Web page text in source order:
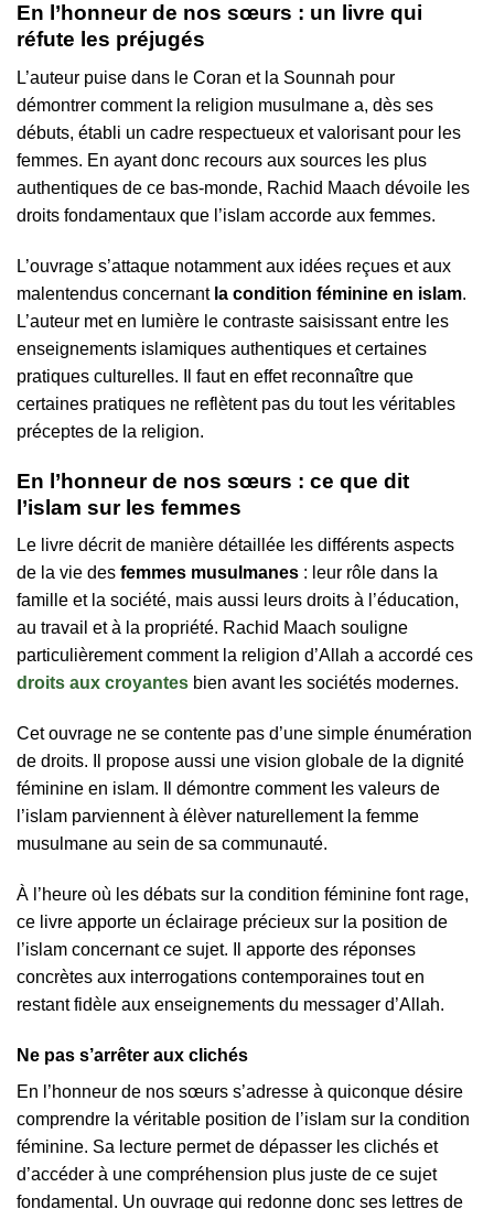
En l’honneur de nos sœurs : un livre qui
réfute les préjugés
L’auteur puise dans le Coran et la Sounnah pour
démontrer comment la religion musulmane a, dès ses
débuts, établi un cadre respectueux et valorisant pour les
femmes. En ayant donc recours aux sources les plus
authentiques de ce bas-monde, Rachid Maach dévoile les
droits fondamentaux que l’islam accorde aux femmes.
L’ouvrage s’attaque notamment aux idées reçues et aux
malentendus concernant la condition féminine en islam.
L’auteur met en lumière le contraste saisissant entre les
enseignements islamiques authentiques et certaines
pratiques culturelles. Il faut en effet reconnaître que
certaines pratiques ne reflètent pas du tout les véritables
préceptes de la religion.
En l’honneur de nos sœurs : ce que dit
l’islam sur les femmes
Le livre décrit de manière détaillée les différents aspects
de la vie des femmes musulmanes : leur rôle dans la
famille et la société, mais aussi leurs droits à l’éducation,
au travail et à la propriété. Rachid Maach souligne
particulièrement comment la religion d’Allah a accordé ces
droits aux croyantes bien avant les sociétés modernes.
Cet ouvrage ne se contente pas d’une simple énumération
de droits. Il propose aussi une vision globale de la dignité
féminine en islam. Il démontre comment les valeurs de
l’islam parviennent à élèver naturellement la femme
musulmane au sein de sa communauté.
À l’heure où les débats sur la condition féminine font rage,
ce livre apporte un éclairage précieux sur la position de
l’islam concernant ce sujet. Il apporte des réponses
concrètes aux interrogations contemporaines tout en
restant fidèle aux enseignements du messager d’Allah.
Ne pas s’arrêter aux clichés
En l’honneur de nos sœurs s’adresse à quiconque désire
comprendre la véritable position de l’islam sur la condition
féminine. Sa lecture permet de dépasser les clichés et
d’accéder à une compréhension plus juste de ce sujet
fondamental. Un ouvrage qui redonne donc ses lettres de